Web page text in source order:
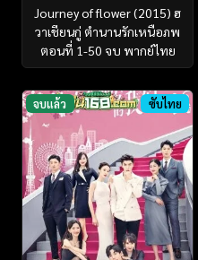
Journey of flower (2015) ฮ
วาเชียนกู่ ตำนานรักเหนือภพ
ตอนที่ 1-50 จบ พากย์ไทย
จบแล้ว ซับไทย